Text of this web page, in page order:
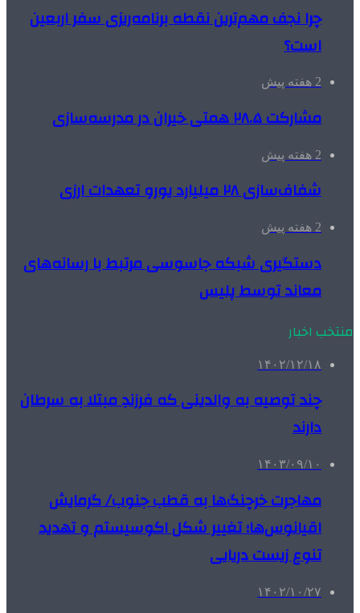
چرا نجف مهم‌ترین نقطه برنامه‌ریزی سفر اربعین
است؟
2 هفته پیش
مشارکت ۲۸.۵ همتی خیران در مدرسه‌سازی
2 هفته پیش
شفاف‌سازی ۲۸ میلیارد یورو تعهدات ارزی
2 هفته پیش
دستگیری شبکه جاسوسی مرتبط با رسانه‌های
معاند توسط پلیس
منتخب اخبار
۱۴۰۲/۱۲/۱۸
چند توصیه به والدینی که فرزندِ مبتلا به سرطان
دارند
۱۴۰۳/۰۹/۱۰
مهاجرت خرچنگ‌ها به قطب جنوب/ گرمایش
اقیانوس‌ها؛ تغییر شکل اکوسیستم و تهدید
تنوع زیست دریایی
۱۴۰۲/۱۰/۲۷